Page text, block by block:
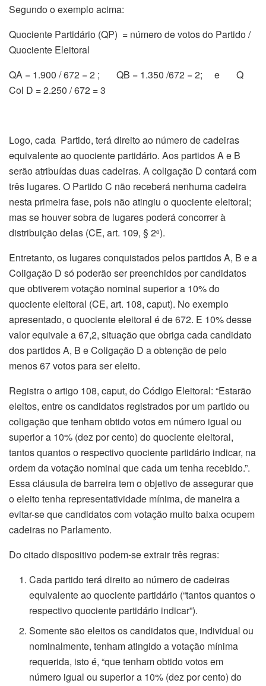
Segundo o exemplo acima:
Quociente Partidário (QP) = número de votos do Partido /
Quociente Eleitoral
QA = 1.900 / 672 = 2 ; QB = 1.350 /672 = 2; e Q
Col D = 2.250 / 672 = 3
Logo, cada Partido, terá direito ao número de cadeiras
equivalente ao quociente partidário. Aos partidos A e B
serão atribuídas duas cadeiras. A coligação D contará com
três lugares. O Partido C não receberá nenhuma cadeira
nesta primeira fase, pois não atingiu o quociente eleitoral;
mas se houver sobra de lugares poderá concorrer à
distribuição delas (CE, art. 109, § 2o).
Entretanto, os lugares conquistados pelos partidos A, B e a
Coligação D só poderão ser preenchidos por candidatos
que obtiverem votação nominal superior a 10% do
quociente eleitoral (CE, art. 108, caput). No exemplo
apresentado, o quociente eleitoral é de 672. E 10% desse
valor equivale a 67,2, situação que obriga cada candidato
dos partidos A, B e Coligação D a obtenção de pelo
menos 67 votos para ser eleito.
Registra o artigo 108, caput, do Código Eleitoral: “Estarão
eleitos, entre os candidatos registrados por um partido ou
coligação que tenham obtido votos em número igual ou
superior a 10% (dez por cento) do quociente eleitoral,
tantos quantos o respectivo quociente partidário indicar, na
ordem da votação nominal que cada um tenha recebido.”.
Essa cláusula de barreira tem o objetivo de assegurar que
o eleito tenha representatividade mínima, de maneira a
evitar-se que candidatos com votação muito baixa ocupem
cadeiras no Parlamento.
Do citado dispositivo podem-se extrair três regras:
Cada partido terá direito ao número de cadeiras
equivalente ao quociente partidário (“tantos quantos o
respectivo quociente partidário indicar”).
Somente são eleitos os candidatos que, individual ou
nominalmente, tenham atingido a votação mínima
requerida, isto é, “que tenham obtido votos em
número igual ou superior a 10% (dez por cento) do